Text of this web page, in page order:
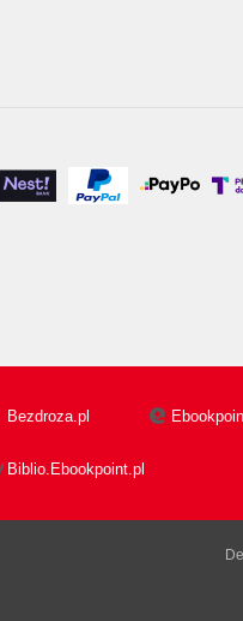
Bezdroza.pl
Biblio.Ebookpoint.pl